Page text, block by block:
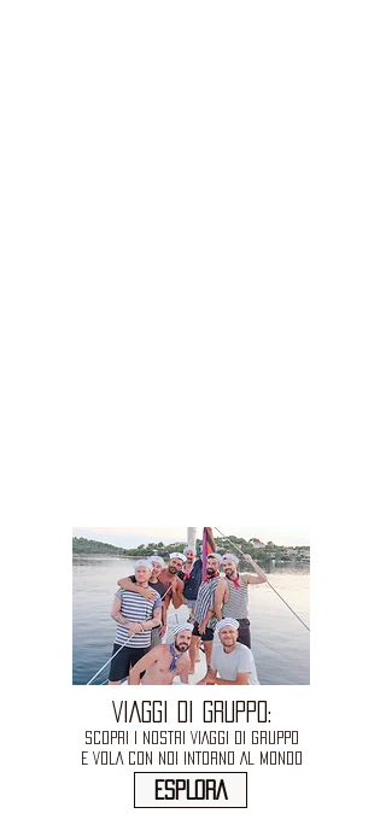
VIAGGI DI GRUPPO:
SCOPRI I NOSTRI VIAGGI DI GRUPPO
E VOLA CON NOI INTORNO AL MONDO
ESPLORA